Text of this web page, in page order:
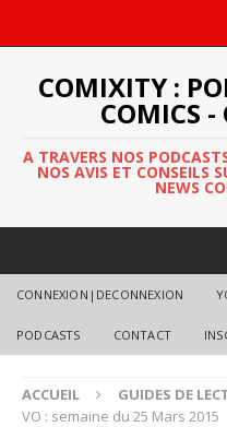
COMIXITY :
COMICS
A TRAVERS NOS
NOS AVIS ET CONSEILS
NEWS
CONNEXION|DECONNEXION
PODCASTS CONTACT
ACCUEIL GUIDES DE
VO : semaine du 25 Mars 2015